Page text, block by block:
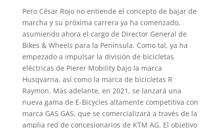
Pero César Rojo no entiende el concepto de bajar de
marcha y su próxima carrera ya ha comenzado,
asumiendo ahora el cargo de Director General de
Bikes & Wheels para la Península. Como tal, ya ha
empezado a impulsar la división de bicicletas
eléctricas de Pierer Mobility bajo la marca
Husqvarna, así como la marca de bicicletas R
Raymon. Más adelante, en 2021, se lanzará una
nueva gama de E-Bicycles altamente competitiva con
marca GAS GAS, que se comercializará a través de la
amplia red de concesionarios de KTM AG. El objetivo